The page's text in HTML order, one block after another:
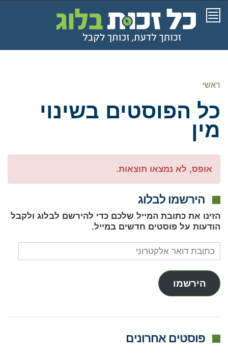
תפריט
ראשי
כל הפוסטים בשינוי
מין
אופס, לא נמצאו תוצאות.
הירשמו לבלוג
הזינו את כתובת המייל שלכם כדי להירשם לבלוג ולקבל
הודעות על פוסטים חדשים במייל.
כתובת
דואר
אלקטרוני
הירשמו
פוסטים אחרונים